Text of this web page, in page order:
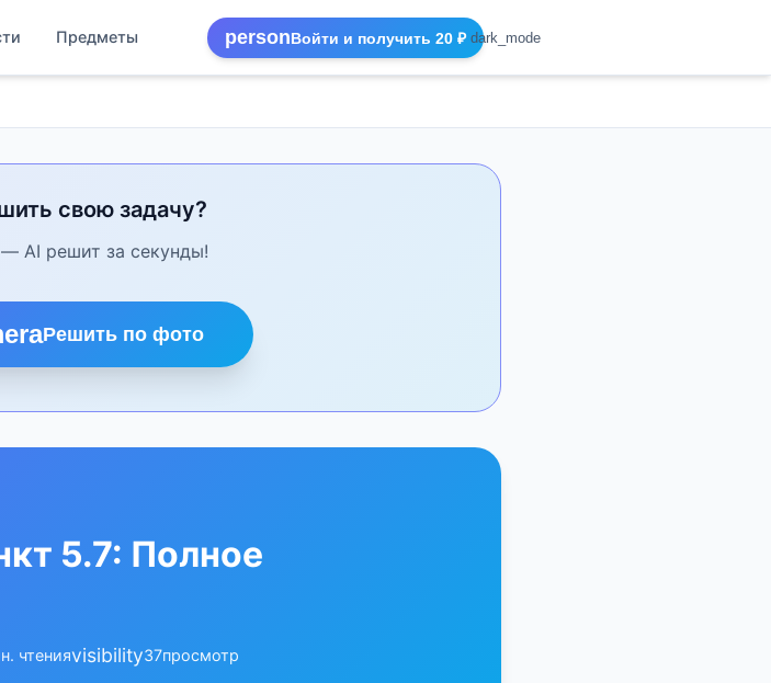
Предметы personВойти и получить 20 ₽ dark_mode
свою задачу?
AI решит за секунды!
Решить по фото
5.7: Полное
чтенияvisibility37просмотр